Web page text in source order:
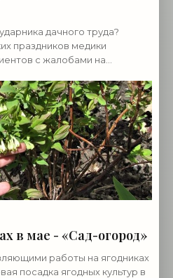
дачного труда?
праздников медики
с жалобами на
в мае - «Сад-огород»
работы на ягодниках
посадка ягодных культур в